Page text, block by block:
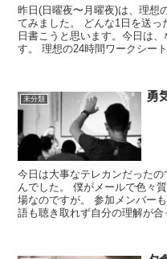
昨日(日曜夜〜月曜夜)は、理想
てみました。 どんな1日を送っ
日書こうと思います。今日は
す。 理想の24時間ワークシート
未分類 勇
今日は大事なテレカンだった
んでした。 僕がメールで色々
場なのですが。 参加メンバー
語も聴き取れず自分の理解が合